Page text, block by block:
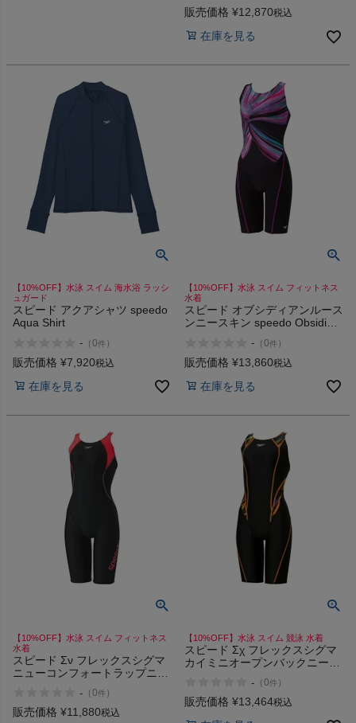
販売価格 ¥12,870税込
在庫を見る
【10%OFF】水泳 スイム 海水浴 ラッシ
ュガード
スピード アクアシャツ speedo
Aqua Shirt
- （0件 ）
販売価格 ¥7,920税込
在庫を見る
【10%OFF】水泳 スイム フィットネス
水着
スピード オブシディアンルース
ンニースキン speedo Obsidian
- （0件 ）
販売価格 ¥13,860税込
在庫を見る
【10%OFF】水泳 スイム フィットネス
水着
スピード Σν フレックスシグマ
ニューコンフォートラップニー
ス 水着 オールインワン speedo
FLEX Comfort Lap Kneeskin
- （0件 ）
販売価格 ¥11,880税込
【10%OFF】水泳 スイム 競泳 水着
スピード Σχ フレックスシグマ
カイミニオープンバックニース
ールインワン WA承認モデル
speedo FLEX Mini Openback
- （0件 ）
販売価格 ¥13,464税込